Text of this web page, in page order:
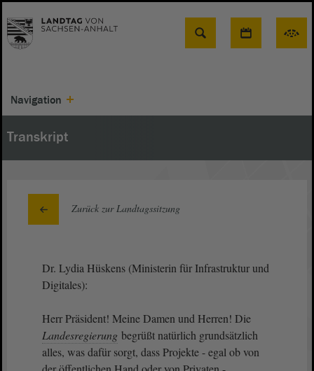
Suche
Navigation
Transkript
Zurück zur Landtagssitzung
Dr. Lydia Hüskens (Ministerin für Infrastruktur und
Digitales):
Herr Präsident! Meine Damen und Herren! Die
Landesregierung begrüßt natürlich grundsätzlich
alles, was dafür sorgt, dass Projekte - egal ob von